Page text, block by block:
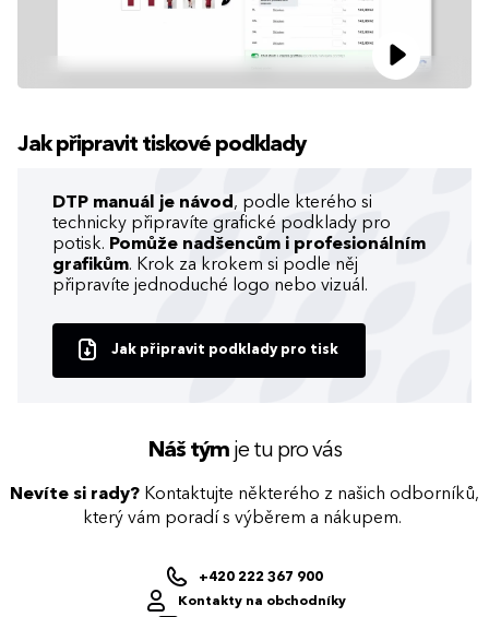
Jak připravit tiskové podklady
DTP manuál je návod , podle kterého si
technicky připravíte grafické podklady pro
potisk. Pomůže nadšencům i profesionálním
grafikům. Krok za krokem si podle něj
připravíte jednoduché logo nebo vizuál.
Jak připravit podklady pro tisk
Náš týmje tu pro vás
Nevíte si rady? Kontaktujte některého z našich odborníků,
který vám poradí s výběrem a nákupem.
+420 222 367 900
Kontakty na obchodníky